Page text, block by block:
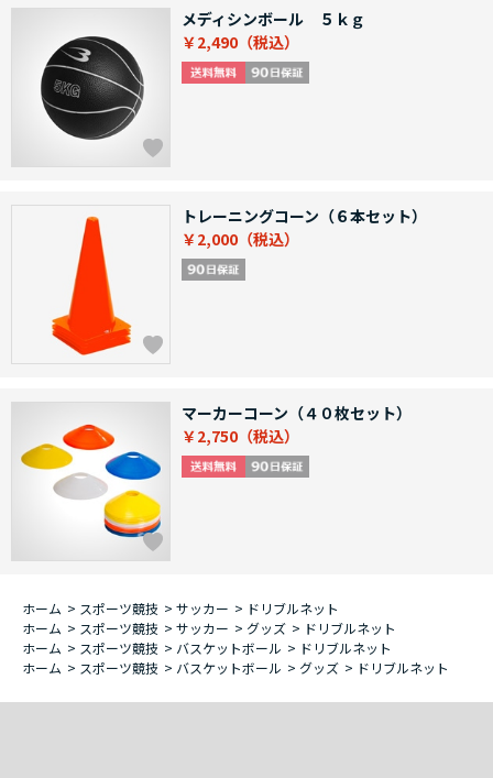
メディシンボール ５ｋｇ
￥2,490
トレーニングコーン（６本セット）
￥2,000
マーカーコーン（４０枚セット）
￥2,750
ホーム > スポーツ競技 > サッカー > ドリブルネット
ホーム > スポーツ競技 > サッカー > グッズ > ドリブルネット
ホーム > スポーツ競技 > バスケットボール > ドリブルネット
ホーム > スポーツ競技 > バスケットボール > グッズ > ドリブルネット